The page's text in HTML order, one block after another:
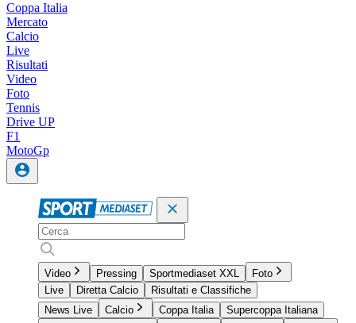
Coppa Italia
Mercato
Calcio
Live
Risultati
Video
Foto
Tennis
Drive UP
F1
MotoGp
Video Pressing Sportmediaset XXL
Foto
Live
Diretta Calcio
Risultati e Classifiche
News Live
Calcio Coppa Italia
Supercoppa Italiana